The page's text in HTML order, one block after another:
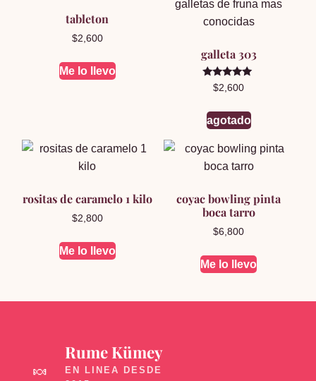
tableton
$2,600
Me lo llevo
galleta 303
Valorado en
5.00
$2,600
agotado
rositas de caramelo 1 kilo
$2,800
Me lo llevo
coyac bowling pinta
boca tarro
$6,800
Me lo llevo
🍬
Rume Kümey